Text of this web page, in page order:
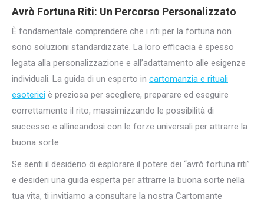
Avrò Fortuna Riti: Un Percorso Personalizzato
È fondamentale comprendere che i riti per la fortuna non
sono soluzioni standardizzate. La loro efficacia è spesso
legata alla personalizzazione e all’adattamento alle esigenze
individuali. La guida di un esperto in cartomanzia e rituali
esoterici è preziosa per scegliere, preparare ed eseguire
correttamente il rito, massimizzando le possibilità di
successo e allineandosi con le forze universali per attrarre la
buona sorte.
Se senti il desiderio di esplorare il potere dei “avrò fortuna riti”
e desideri una guida esperta per attrarre la buona sorte nella
tua vita, ti invitiamo a consultare la nostra Cartomante